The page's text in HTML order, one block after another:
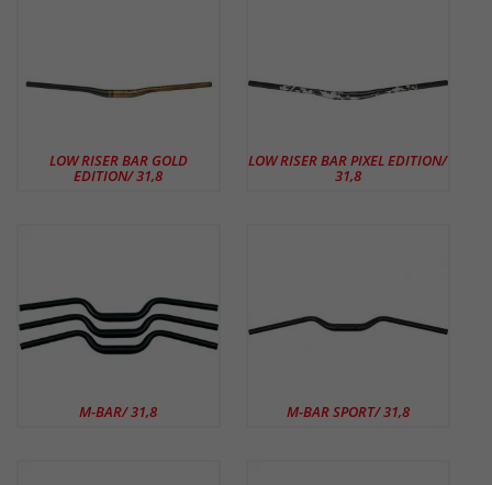
LOW RISER BAR GOLD
EDITION/ 31,8
LOW RISER BAR PIXEL EDITION/
31,8
M-BAR/ 31,8 M-BAR SPORT/ 31,8